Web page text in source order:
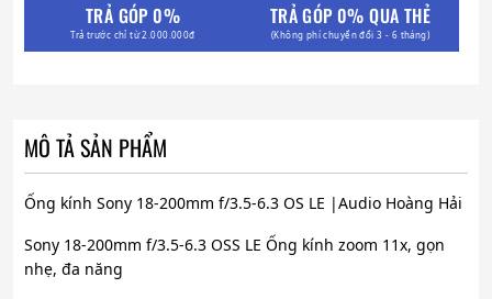
TRẢ GÓP 0%
Trả trước chỉ từ 2.000.000đ
TRẢ GÓP 0% QUA THẺ
(Không phí chuyển đổi 3 - 6 tháng)
MÔ TẢ SẢN PHẨM
Ống kính Sony 18-200mm f/3.5-6.3 OS LE |Audio Hoàng Hải
Sony 18-200mm f/3.5-6.3 OSS LE Ống kính zoom 11x, gọn
nhẹ, đa năng